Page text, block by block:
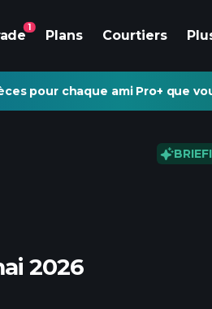
1
Plans Courtiers
pour chaque ami Pro+ que
2026